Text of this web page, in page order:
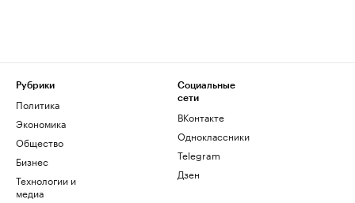
Рубрики
Политика
Экономика
Общество
Бизнес
Технологии и
медиа
Социальные
сети
ВКонтакте
Одноклассники
Telegram
Дзен